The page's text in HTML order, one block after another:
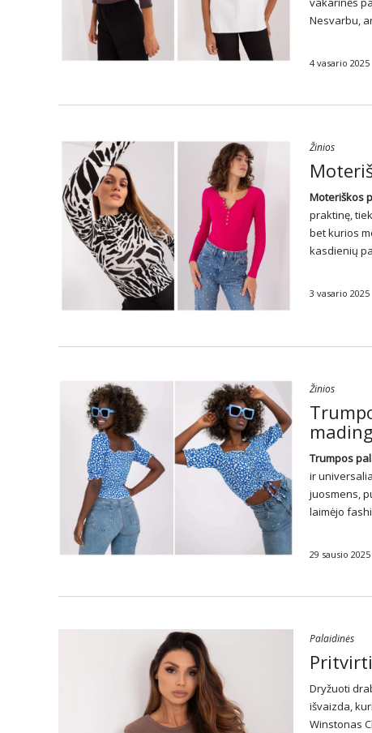
Nesvarbu,
4 vasario 2025
Žinios
Moteriškos
praktinę,
bet kurios
kasdienių
3 vasario 2025
Žinios
Trumpos
ir
juosmens,
laimėjo
29 sausio 2025
Palaidinės
Dryžuoti
išvaizda,
Winstonas